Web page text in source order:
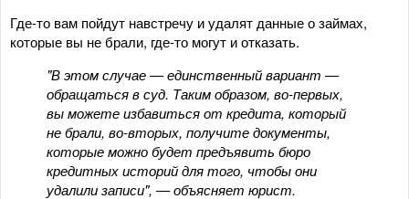
Где-то вам пойдут навстречу и удалят данные о займах,
которые вы не брали, где-то могут и отказать.
"В этом случае — единственный вариант —
обращаться в суд. Таким образом, во-первых,
вы можете избавиться от кредита, который
не брали, во-вторых, получите документы,
которые можно будет предъявить бюро
кредитных историй для того, чтобы они
удалили записи", — объясняет юрист.